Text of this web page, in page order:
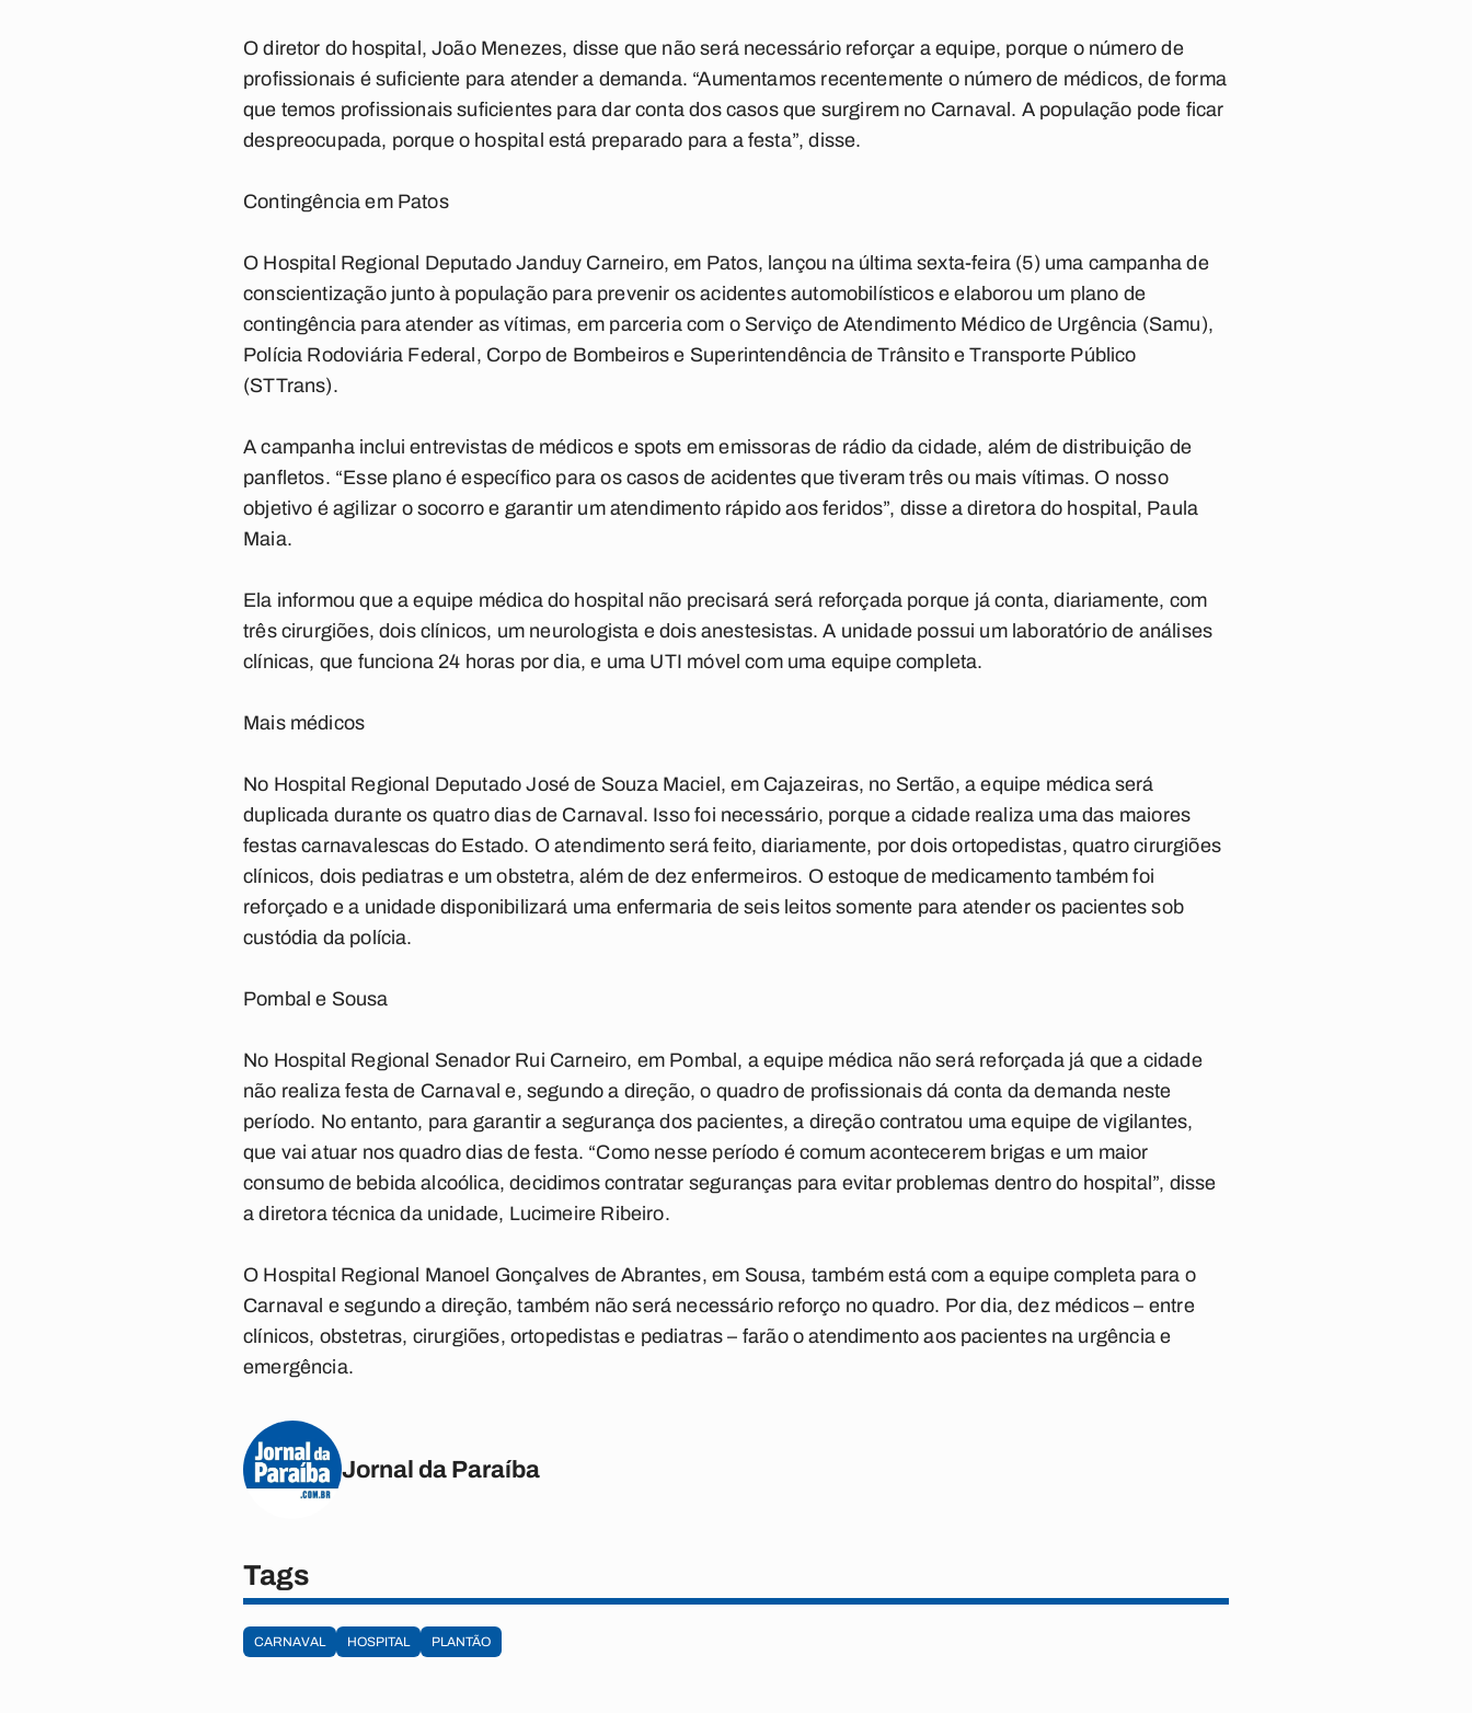
O diretor do hospital, João Menezes, disse que não será necessário reforçar a equipe, porque o número de
profissionais é suficiente para atender a demanda. “Aumentamos recentemente o número de médicos, de forma
que temos profissionais suficientes para dar conta dos casos que surgirem no Carnaval. A população pode ficar
despreocupada, porque o hospital está preparado para a festa”, disse.
Contingência em Patos
O Hospital Regional Deputado Janduy Carneiro, em Patos, lançou na última sexta-feira (5) uma campanha de
conscientização junto à população para prevenir os acidentes automobilísticos e elaborou um plano de
contingência para atender as vítimas, em parceria com o Serviço de Atendimento Médico de Urgência (Samu),
Polícia Rodoviária Federal, Corpo de Bombeiros e Superintendência de Trânsito e Transporte Público
(STTrans).
A campanha inclui entrevistas de médicos e spots em emissoras de rádio da cidade, além de distribuição de
panfletos. “Esse plano é específico para os casos de acidentes que tiveram três ou mais vítimas. O nosso
objetivo é agilizar o socorro e garantir um atendimento rápido aos feridos”, disse a diretora do hospital, Paula
Maia.
Ela informou que a equipe médica do hospital não precisará será reforçada porque já conta, diariamente, com
três cirurgiões, dois clínicos, um neurologista e dois anestesistas. A unidade possui um laboratório de análises
clínicas, que funciona 24 horas por dia, e uma UTI móvel com uma equipe completa.
Mais médicos
No Hospital Regional Deputado José de Souza Maciel, em Cajazeiras, no Sertão, a equipe médica será
duplicada durante os quatro dias de Carnaval. Isso foi necessário, porque a cidade realiza uma das maiores
festas carnavalescas do Estado. O atendimento será feito, diariamente, por dois ortopedistas, quatro cirurgiões
clínicos, dois pediatras e um obstetra, além de dez enfermeiros. O estoque de medicamento também foi
reforçado e a unidade disponibilizará uma enfermaria de seis leitos somente para atender os pacientes sob
custódia da polícia.
Pombal e Sousa
No Hospital Regional Senador Rui Carneiro, em Pombal, a equipe médica não será reforçada já que a cidade
não realiza festa de Carnaval e, segundo a direção, o quadro de profissionais dá conta da demanda neste
período. No entanto, para garantir a segurança dos pacientes, a direção contratou uma equipe de vigilantes,
que vai atuar nos quadro dias de festa. “Como nesse período é comum acontecerem brigas e um maior
consumo de bebida alcoólica, decidimos contratar seguranças para evitar problemas dentro do hospital”, disse
a diretora técnica da unidade, Lucimeire Ribeiro.
O Hospital Regional Manoel Gonçalves de Abrantes, em Sousa, também está com a equipe completa para o
Carnaval e segundo a direção, também não será necessário reforço no quadro. Por dia, dez médicos – entre
clínicos, obstetras, cirurgiões, ortopedistas e pediatras – farão o atendimento aos pacientes na urgência e
emergência.
Jornal da Paraíba
Tags
CARNAVAL HOSPITAL PLANTÃO